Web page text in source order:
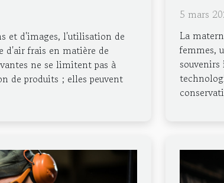
et d'images, l'utilisation de
d'air frais en matière de
ne se limitent pas à
de produits ; elles peuvent
5 mars
La
femmes,
souvenirs